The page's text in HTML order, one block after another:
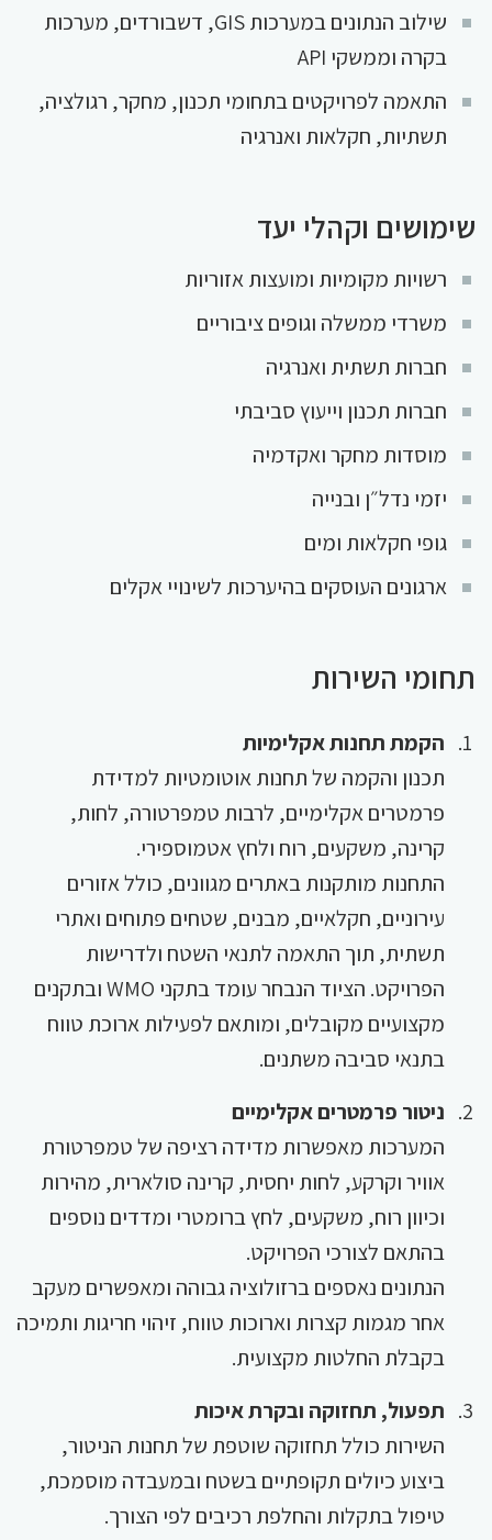
שילוב הנתונים במערכות GIS, דשבורדים, מערכות
בקרה וממשקי API
התאמה לפרויקטים בתחומי תכנון, מחקר, רגולציה,
תשתיות, חקלאות ואנרגיה
שימושים וקהלי יעד
רשויות מקומיות ומועצות אזוריות
משרדי ממשלה וגופים ציבוריים
חברות תשתית ואנרגיה
חברות תכנון וייעוץ סביבתי
מוסדות מחקר ואקדמיה
יזמי נדל״ן ובנייה
גופי חקלאות ומים
ארגונים העוסקים בהיערכות לשינויי אקלים
תחומי השירות
הקמת תחנות אקלימיות
תכנון והקמה של תחנות אוטומטיות למדידת
פרמטרים אקלימיים, לרבות טמפרטורה, לחות,
קרינה, משקעים, רוח ולחץ אטמוספירי.
התחנות מותקנות באתרים מגוונים, כולל אזורים
עירוניים, חקלאיים, מבנים, שטחים פתוחים ואתרי
תשתית, תוך התאמה לתנאי השטח ולדרישות
הפרויקט. הציוד הנבחר עומד בתקני WMO ובתקנים
מקצועיים מקובלים, ומותאם לפעילות ארוכת טווח
בתנאי סביבה משתנים.
ניטור פרמטרים אקלימיים
המערכות מאפשרות מדידה רציפה של טמפרטורת
אוויר וקרקע, לחות יחסית, קרינה סולארית, מהירות
וכיוון רוח, משקעים, לחץ ברומטרי ומדדים נוספים
בהתאם לצורכי הפרויקט.
הנתונים נאספים ברזולוציה גבוהה ומאפשרים מעקב
אחר מגמות קצרות וארוכות טווח, זיהוי חריגות ותמיכה
בקבלת החלטות מקצועית.
תפעול, תחזוקה ובקרת איכות
השירות כולל תחזוקה שוטפת של תחנות הניטור,
ביצוע כיולים תקופתיים בשטח ובמעבדה מוסמכת,
טיפול בתקלות והחלפת רכיבים לפי הצורך.